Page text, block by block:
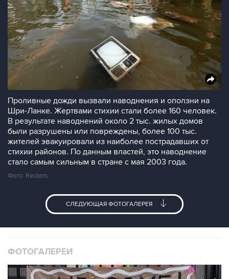
Проливные дожди вызвали наводнения и оползни на
Шри-Ланке. Жертвами стихии стали более 160 человек.
В результате наводнений около 2 тыс. жилых домов
были разрушены или повреждены, более 100 тыс.
жителей эвакуировали из наиболее пострадавших от
стихии районов. По данным властей, это наводнение
стало самым сильным в стране с мая 2003 года.
Фото: Reuters
СЛЕДУЮЩАЯ ФОТОГАЛЕРЕЯ
ФОТОГАЛЕРЕИ